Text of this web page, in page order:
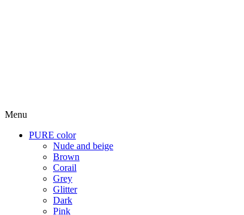
Menu
PURE color
Nude and beige
Brown
Corail
Grey
Glitter
Dark
Pink